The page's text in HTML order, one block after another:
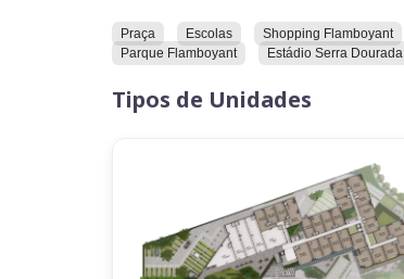
Praça Escolas Shopping Flamboyant
Parque Flamboyant
Estádio Serra Dourada
Tipos de Unidades